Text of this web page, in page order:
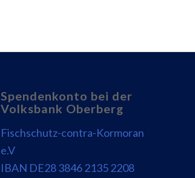
Spendenkonto bei der
Volksbank Oberberg
Fischschutz-contra-Kormoran
e.V
IBAN DE28 3846 2135 2208